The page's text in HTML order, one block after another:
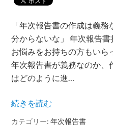
「年次報告書の作成は義
分からないな」 年次報告
お悩みをお持ちの方もいら
年次報告書が義務なのか、
はどのように進…
続きを読む
カテゴリー:年次報告書